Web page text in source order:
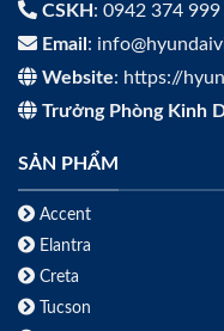
CSKH : 0942 374 999
Email :
Website: https://
Trưởng Phòng Kinh
SẢN PHẨM
Accent
Elantra
Creta
Tucson